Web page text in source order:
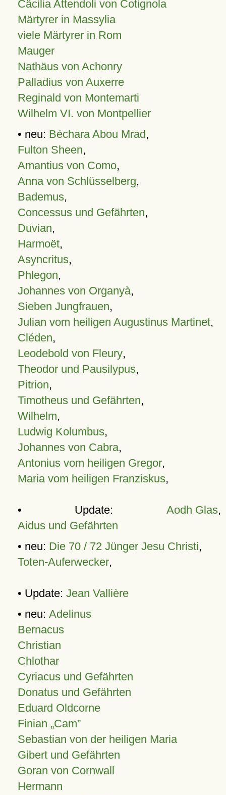
Cäcilia Attendoli von Cotignola
Märtyrer in Massylia
viele Märtyrer in Rom
Mauger
Nathäus von Achonry
Palladius von Auxerre
Reginald von Montemarti
Wilhelm VI. von Montpellier
• neu: Béchara Abou Mrad,
Fulton Sheen,
Amantius von Como,
Anna von Schlüsselberg,
Bademus,
Concessus und Gefährten,
Duvian,
Harmoët,
Asyncritus,
Phlegon,
Johannes von Organyà,
Sieben Jungfrauen,
Julian vom heiligen Augustinus Martinet,
Cléden,
Leodebold von Fleury,
Theodor und Pausilypus,
Pitrion,
Timotheus und Gefährten,
Wilhelm,
Ludwig Kolumbus,
Johannes von Cabra,
Antonius vom heiligen Gregor,
Maria vom heiligen Franziskus,
• Update: Aodh Glas,
Aidus und Gefährten
• neu: Die 70 / 72 Jünger Jesu Christi,
Toten-Auferwecker,
• Update: Jean Vallière
• neu: Adelinus
Bernacus
Christian
Chlothar
Cyriacus und Gefährten
Donatus und Gefährten
Eduard Oldcorne
Finian Cam
Sebastian von der heiligen Maria
Gibert und Gefährten
Goran von Cornwall
Hermann